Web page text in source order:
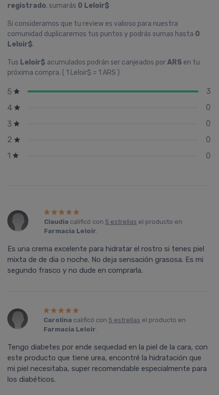
registrado, sumarás 0 Leloir$
Si consideramos que tu review es valioso para nuestra
comunidad duplicaremos tus puntos y podrás sumas hasta 0
Leloir$.
Tus Leloir$ acumulados podrán ser canjeados porARS en tu
próxima compra. ( 1 Leloir$ = 1 ARS )
5
3
4
0
3
0
2
0
1
0
Claudia calificó con 5 estrellas el producto en
Farmacia Leloir.
Es una crema excelente para hidratar el rostro si tenes piel
mixta de de dia o noche. No deja sensación grasosa. Es mi
segundo frasco y no dude en comprarla.
Carolina calificó con 5 estrellas el producto en
Farmacia Leloir.
Tengo diabetes por ende sequedad en la piel de la cara, con
este producto que tiene urea, encontré la hidratación que
mi piel necesitaba, super recomendable especialmente para
los diabéticos.